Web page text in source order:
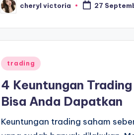
Posted
by
cheryl victoria 27
Posted
trading
4 Keuntungan
Bisa Anda Dapatkan
Keuntungan trading saham